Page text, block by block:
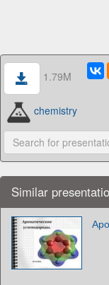
1.79M
chemistry
Similar